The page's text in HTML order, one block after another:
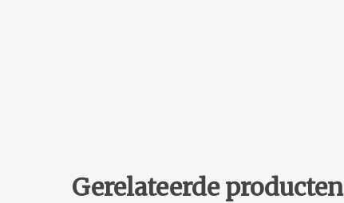
Gerelateerde producten